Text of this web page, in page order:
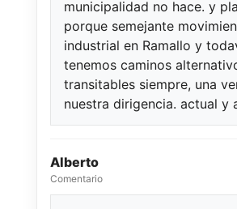
municipalidad no hace. y
porque semejante
industrial en Ramallo y
tenemos caminos
transitables siempre, una
nuestra dirigencia. actual y
Alberto
Comentario